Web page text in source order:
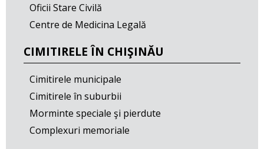
Oficii Stare Civilă
Centre de Medicina Legală
CIMITIRELE ÎN CHIŞINĂU
Cimitirele municipale
Cimitirele în suburbii
Morminte speciale şi pierdute
Complexuri memoriale